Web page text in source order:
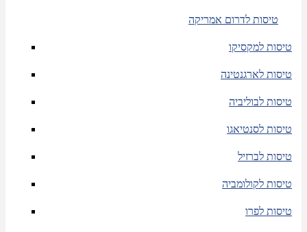
טיסות לדרום אמריקה
טיסות למקסיקו
טיסות לארגנטינה
טיסות לבוליביה
טיסות לסנטיאגו
טיסות לברזיל
טיסות לקולומביה
טיסות לפרו